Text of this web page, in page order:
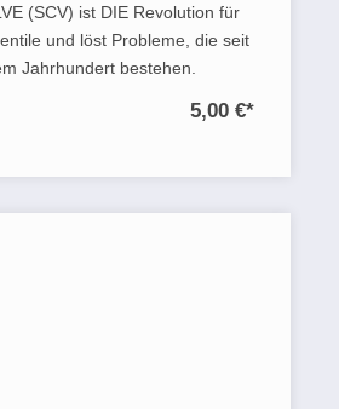
(SCV) ist DIE Revolution für
und löst Probleme, die seit
Jahrhundert bestehen.
5,00 €*